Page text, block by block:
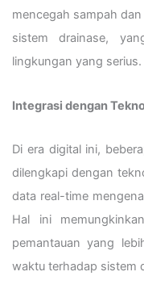
mencegah sampah
sistem drainase,
lingkungan yang serius.
Integrasi dengan
Di era digital ini,
dilengkapi dengan
data real-time
Hal ini
pemantauan yang
waktu terhadap sistem